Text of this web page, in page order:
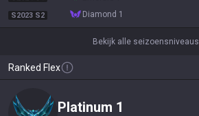
S2023 S2 diamond 1
Bekijk alle seizoensniveaus
Ranked Flex
platinum 1